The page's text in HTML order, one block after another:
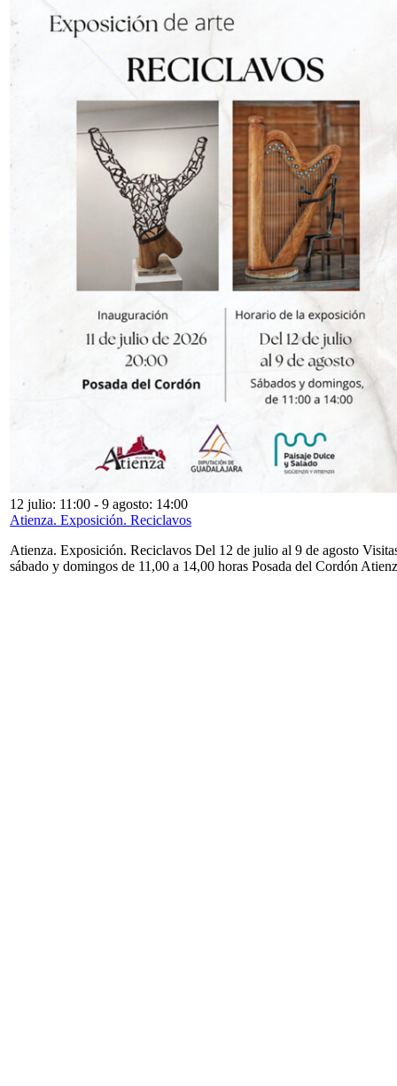
12 julio: 11:00 - 9 agosto: 14:00
Atienza. Exposición. Reciclavos
Atienza. Exposición. Reciclavos Del 12 de julio al 9 de agosto
sábado y domingos de 11,00 a 14,00 horas Posada del Cordón